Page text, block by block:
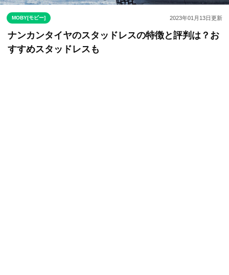
MOBY[モビー] 2023年01月13日更新
ナンカンタイヤのスタッドレスの特徴と評判は？お
すすめスタッドレスも